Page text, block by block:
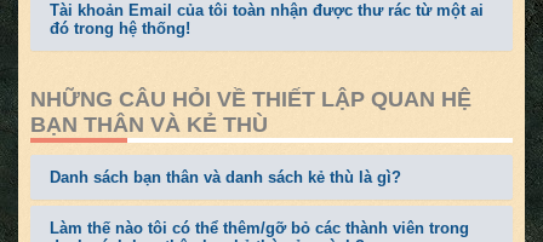
Tài khoản Email của tôi toàn nhận được thư rác từ một ai
đó trong hệ thống!
NHỮNG CÂU HỎI VỀ THIẾT LẬP QUAN HỆ
BẠN THÂN VÀ KẺ THÙ
Danh sách bạn thân và danh sách kẻ thù là gì?
Làm thế nào tôi có thể thêm/gỡ bỏ các thành viên trong